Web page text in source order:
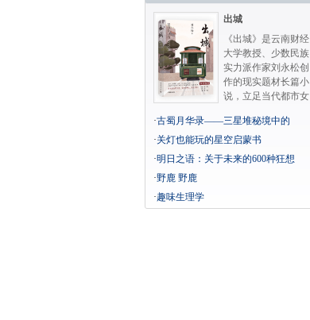
出城
《出城》是云南财经
大学教授、少数民族
实力派作家刘永松创
作的现实题材长篇小
说，立足当代都市女
·古蜀月华录——三星堆秘境中的
·关灯也能玩的星空启蒙书
·明日之语：关于未来的600种狂想
·野鹿 野鹿
·趣味生理学